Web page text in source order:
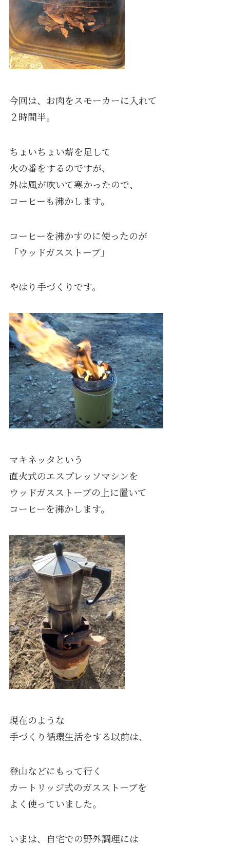
今回は、お肉をスモーカーに入れて
２時間半。
ちょいちょい薪を足して
火の番をするのですが、
外は風が吹いて寒かったので、
コーヒーも沸かします。
コーヒーを沸かすのに使ったのが
「ウッドガスストーブ」
やはり手づくりです。
マキネッタという
直火式のエスプレッソマシンを
ウッドガスストーブの上に置いて
コーヒーを沸かします。
現在のような
手づくり循環生活をする以前は、
登山などにもって行く
カートリッジ式のガスストーブを
よく使っていました。
いまは、自宅での野外調理には